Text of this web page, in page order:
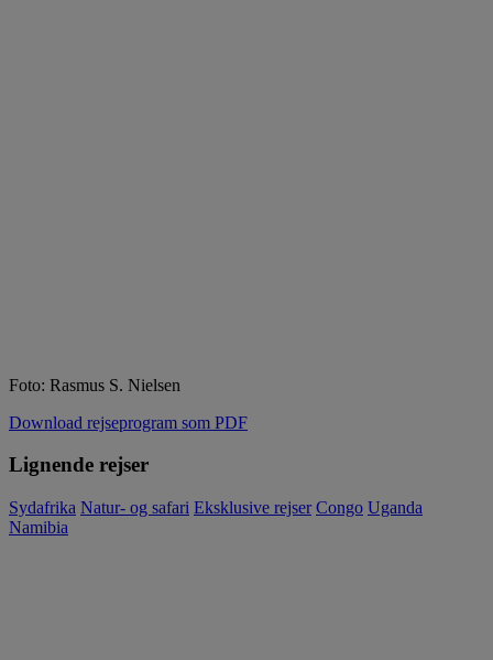
Foto: Rasmus S. Nielsen
Download rejseprogram som PDF
Lignende rejser
Sydafrika Natur- og safari Eksklusive rejser Congo Uganda
Namibia